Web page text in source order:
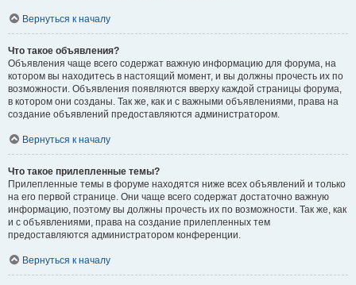
Вернуться к началу
Что такое объявления?
Объявления чаще всего содержат важную информацию для форума, на
котором вы находитесь в настоящий момент, и вы должны прочесть их по
возможности. Объявления появляются вверху каждой страницы форума,
в котором они созданы. Так же, как и с важными объявлениями, права на
создание объявлений предоставляются администратором.
Вернуться к началу
Что такое прилепленные темы?
Прилепленные темы в форуме находятся ниже всех объявлений и только
на его первой странице. Они чаще всего содержат достаточно важную
информацию, поэтому вы должны прочесть их по возможности. Так же, как
и с объявлениями, права на создание прилепленных тем
предоставляются администратором конференции.
Вернуться к началу